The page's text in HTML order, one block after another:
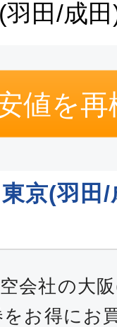
西)
東京(
ミー
西)
東京(
西)
東京(
値を再
京(羽田
会社の大
お得にお